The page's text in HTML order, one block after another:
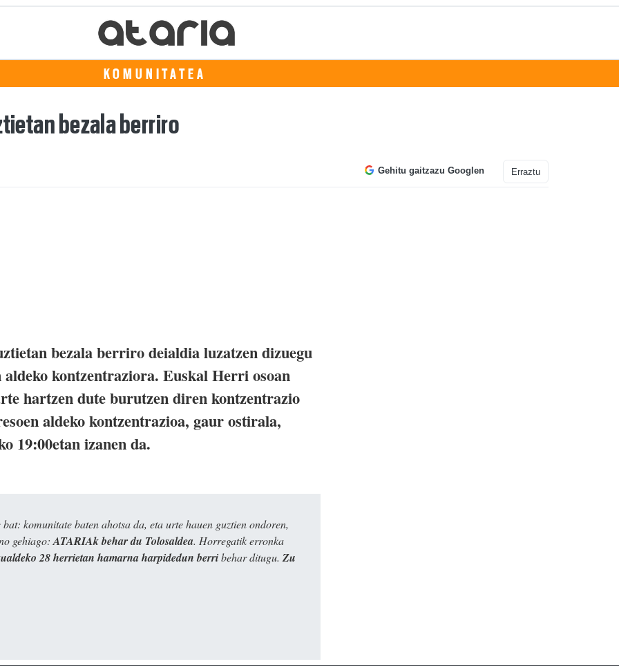
KOMUNITATEA
bezala berriro
Gehitu gaitzazu Googlen Erraztu
bezala berriro deialdia luzatzen dizuegu
aldeko kontzentraziora. Euskal Herri osoan
hartzen dute burutzen diren kontzentrazio
aldeko kontzentrazioa, gaur ostirala,
19:00etan izanen da.
komunitate baten ahotsa da, eta urte hauen guztien ondoren,
gehiago:ATARIAk behar du Tolosaldea. Horregatik erronka
28 herrietan hamarna harpidedun berribehar ditugu. Zu